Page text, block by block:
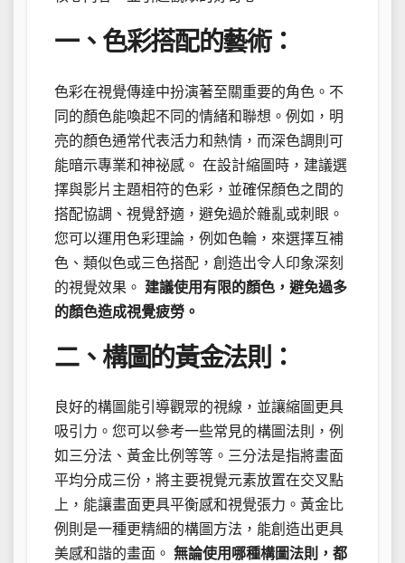
一、色彩搭配的藝術：
色彩在視覺傳達中扮演著至關重要的角色。不
同的顏色能喚起不同的情緒和聯想。例如，明
亮的顏色通常代表活力和熱情，而深色調則可
能暗示專業和神祕感。 在設計縮圖時，建議選
擇與影片主題相符的色彩，並確保顏色之間的
搭配協調、視覺舒適，避免過於雜亂或刺眼。
您可以運用色彩理論，例如色輪，來選擇互補
色、類似色或三色搭配，創造出令人印象深刻
的視覺效果。 建議使用有限的顏色，避免過多
的顏色造成視覺疲勞。
二、構圖的黃金法則：
良好的構圖能引導觀眾的視線，並讓縮圖更具
吸引力。您可以參考一些常見的構圖法則，例
如三分法、黃金比例等等。三分法是指將畫面
平均分成三份，將主要視覺元素放置在交叉點
上，能讓畫面更具平衡感和視覺張力。黃金比
例則是一種更精細的構圖方法，能創造出更具
美感和諧的畫面。 無論使用哪種構圖法則，都